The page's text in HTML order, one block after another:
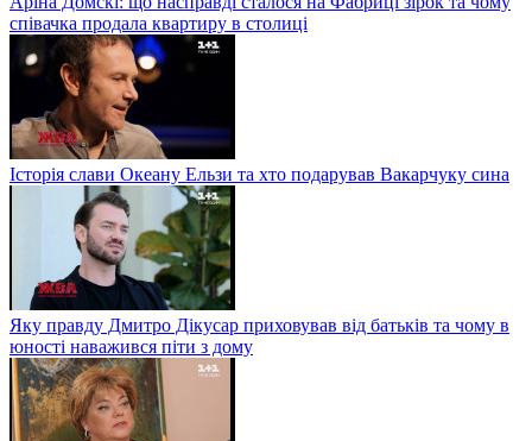
співачка продала квартиру в столиці
Історія слави Океану Ельзи та хто подарував Вакарчуку сина
Яку правду Дмитро Дікусар приховував від батьків та чому в
юності наважився піти з дому